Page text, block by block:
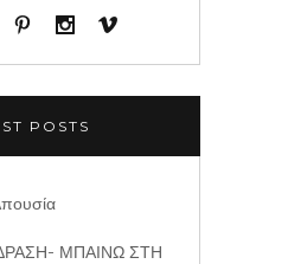
POSTS
ΜΠΑΙΝΩ ΣΤΗ